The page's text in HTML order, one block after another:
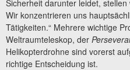
Sicherheit darunter leidet,
Wir konzentrieren uns
Tätigkeiten.“ Mehrere wichtige
Weltraumteleskop, der
Helikopterdrohne sind vorerst
richtige Entscheidung ist.